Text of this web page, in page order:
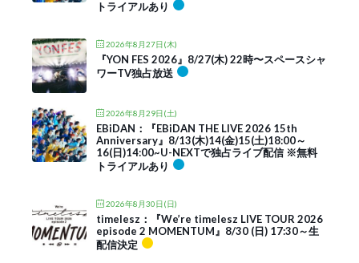
トライアルあり
2026年8月27日(木)
『YON FES 2026』8/27(木) 22時〜スペースシャ
ワーTV独占放送
2026年8月29日(土)
EBiDAN：『EBiDAN THE LIVE 2026 15th
Anniversary』8/13(木)14(金)15(土)18:00～
16(日)14:00~U-NEXTで独占ライブ配信 ※無料
トライアルあり
2026年8月30日(日)
timelesz：『We’re timelesz LIVE TOUR 2026
episode 2 MOMENTUM』8/30 (日) 17:30～生
配信決定